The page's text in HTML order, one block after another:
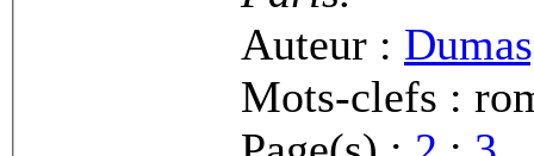
Auteur :
Mots-clefs :